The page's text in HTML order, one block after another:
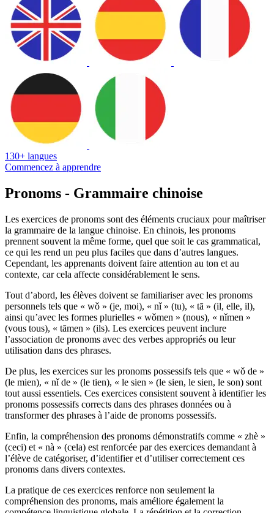
130+ langues
Commencez à apprendre
Pronoms - Grammaire chinoise
Les exercices de pronoms sont des éléments cruciaux pour maîtriser
la grammaire de la langue chinoise. En chinois, les pronoms
prennent souvent la même forme, quel que soit le cas grammatical,
ce qui les rend un peu plus faciles que dans d’autres langues.
Cependant, les apprenants doivent faire attention au ton et au
contexte, car cela affecte considérablement le sens.
Tout d’abord, les élèves doivent se familiariser avec les pronoms
personnels tels que « wǒ » (je, moi), « nǐ » (tu), « tā » (il, elle, il),
ainsi qu’avec les formes plurielles « wǒmen » (nous), « nǐmen »
(vous tous), « tāmen » (ils). Les exercices peuvent inclure
l’association de pronoms avec des verbes appropriés ou leur
utilisation dans des phrases.
De plus, les exercices sur les pronoms possessifs tels que « wǒ de »
(le mien), « nǐ de » (le tien), « le sien » (le sien, le sien, le son) sont
tout aussi essentiels. Ces exercices consistent souvent à identifier les
pronoms possessifs corrects dans des phrases données ou à
transformer des phrases à l’aide de pronoms possessifs.
Enfin, la compréhension des pronoms démonstratifs comme « zhè »
(ceci) et « nà » (cela) est renforcée par des exercices demandant à
l’élève de catégoriser, d’identifier et d’utiliser correctement ces
pronoms dans divers contextes.
La pratique de ces exercices renforce non seulement la
compréhension des pronoms, mais améliore également la